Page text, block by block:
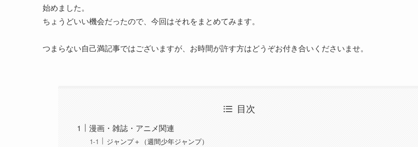
始めました。
ちょうどいい機会だったので、今回はそれをまとめてみます。
つまらない自己満記事ではございますが、お時間が許す方はどうぞお付き合いくださいませ。
目次
漫画・雑誌・アニメ関連
ジャンプ＋（週間少年ジャンプ）